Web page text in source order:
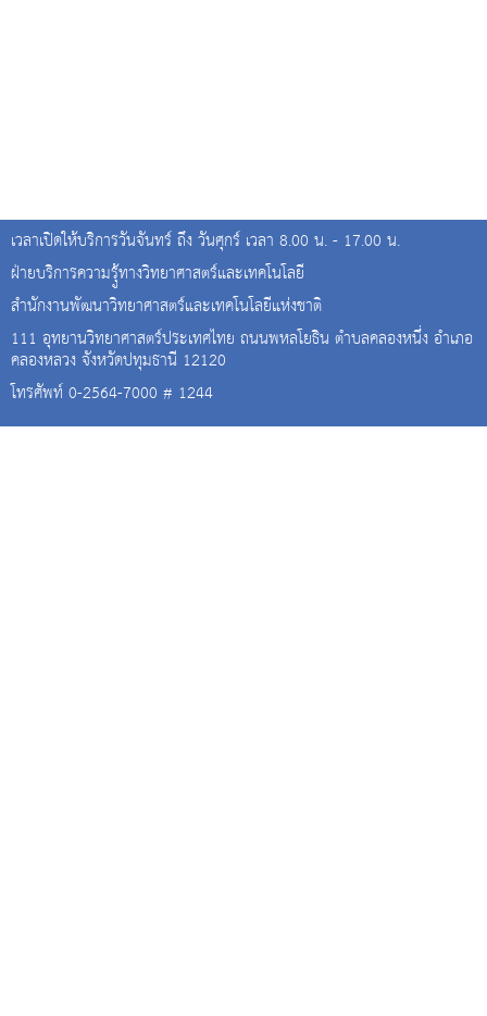
เวลาเปิดให้บริการวันจันทร์ ถึง วันศุกร์ เวลา 8.00 น. - 17.00 น.
ฝ่ายบริการความรุู้ทางวิทยาศาสตร์และเทคโนโลยี
สำนักงานพัฒนาวิทยาศาสตร์และเทคโนโลยีแห่งชาติ
111 อุทยานวิทยาศาสตร์ประเทศไทย ถนนพหลโยธิน ตำบลคลองหนึ่ง อำเภอ
คลองหลวง จังหวัดปทุมธานี 12120
โทรศัพท์ 0-2564-7000 # 1244